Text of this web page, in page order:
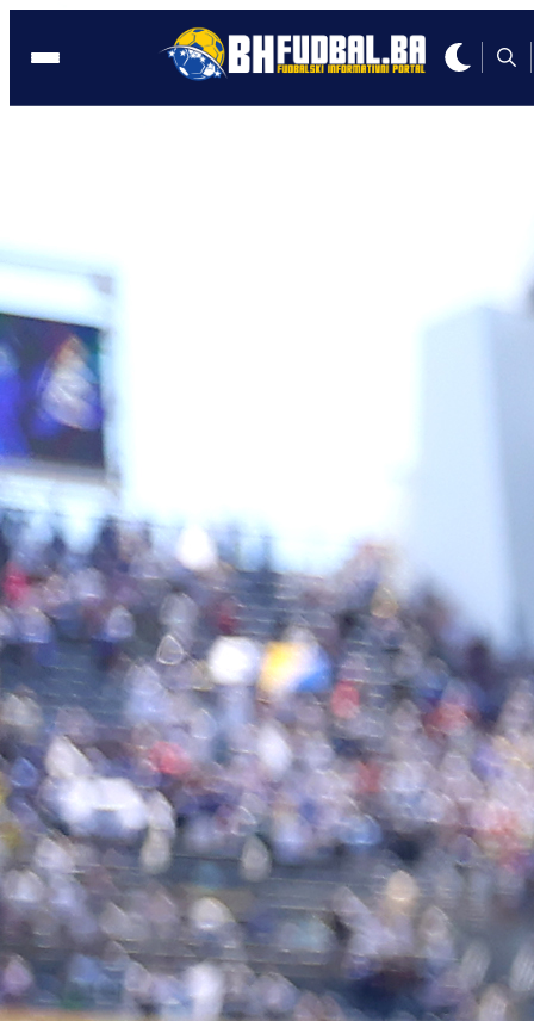
Livno
08:31, 01.07.2025
Sučić: Odrastao sam na farmi, muzao
sam krave, a baka je platila školu
nogometa
Autor:
Redakcija
08:31, 01.07.2025